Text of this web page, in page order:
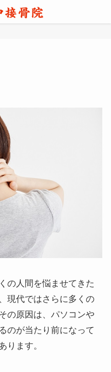
の人間を悩ませてきた
現代ではさらに多くの
の原因は、パソコンや
のが当たり前になって
ります。